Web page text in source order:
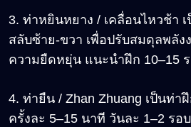
3. ท่าหยินหยาง / เคลื่อนไหวช้า
สลับซ้าย-ขวา เพื่อปรับสมดุลพลั
ความยืดหยุ่น แนะนำฝึก 10–15
4. ท่ายืน / Zhan Zhuang เป็นท่า
ครั้งละ 5–15 นาที วันละ 1–2 รอ